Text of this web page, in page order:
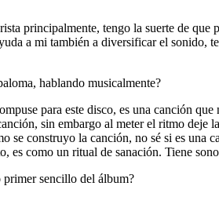
principalmente, tengo la suerte de
a mi también a diversificar el
hablando musicalmente?
para este disco, es una canción
sin embargo al meter el ritmo
se construyo la canción, no sé si es una
es como un ritual de sanación. Tiene
primer sencillo del álbum?